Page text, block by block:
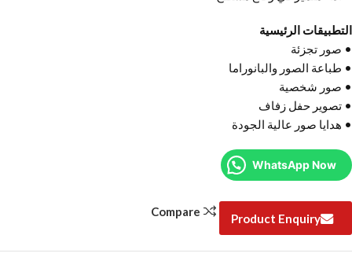
التطبيقات الرئيسية
• صور تجزئة
• طباعة الصور والبانوراما
• صور شخصية
• تصوير حفل زفاف
• هدايا صور عالية الجودة
WhatsApp Now
Product Enquiry
Compare